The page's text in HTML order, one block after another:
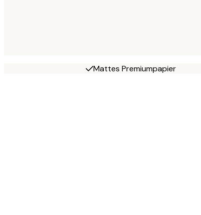
Mattes Premiumpapier